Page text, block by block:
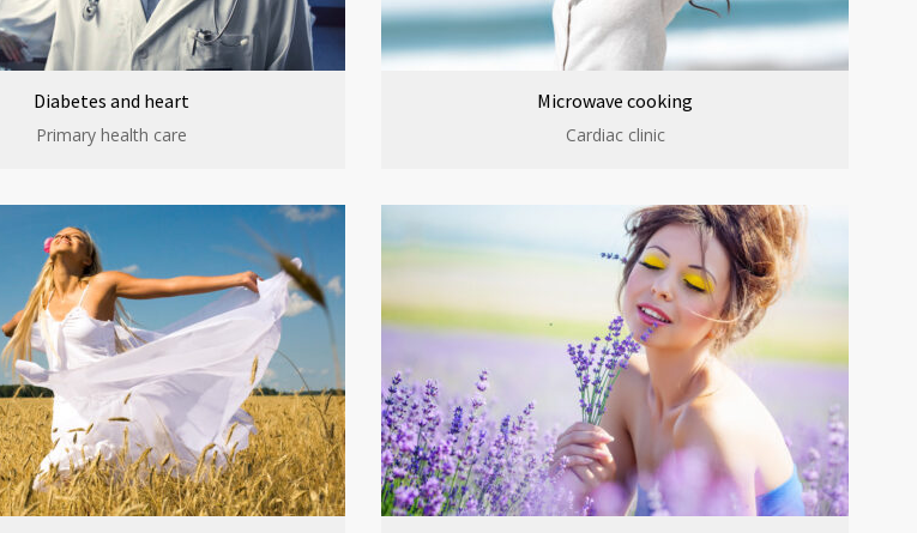
Diabetes and heart
Primary health care
Microwave cooking
Cardiac clinic